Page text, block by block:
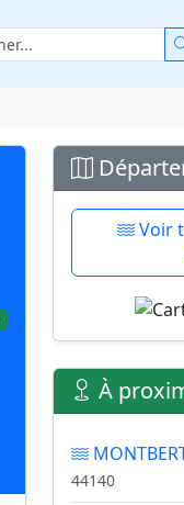
Voir
À
44140